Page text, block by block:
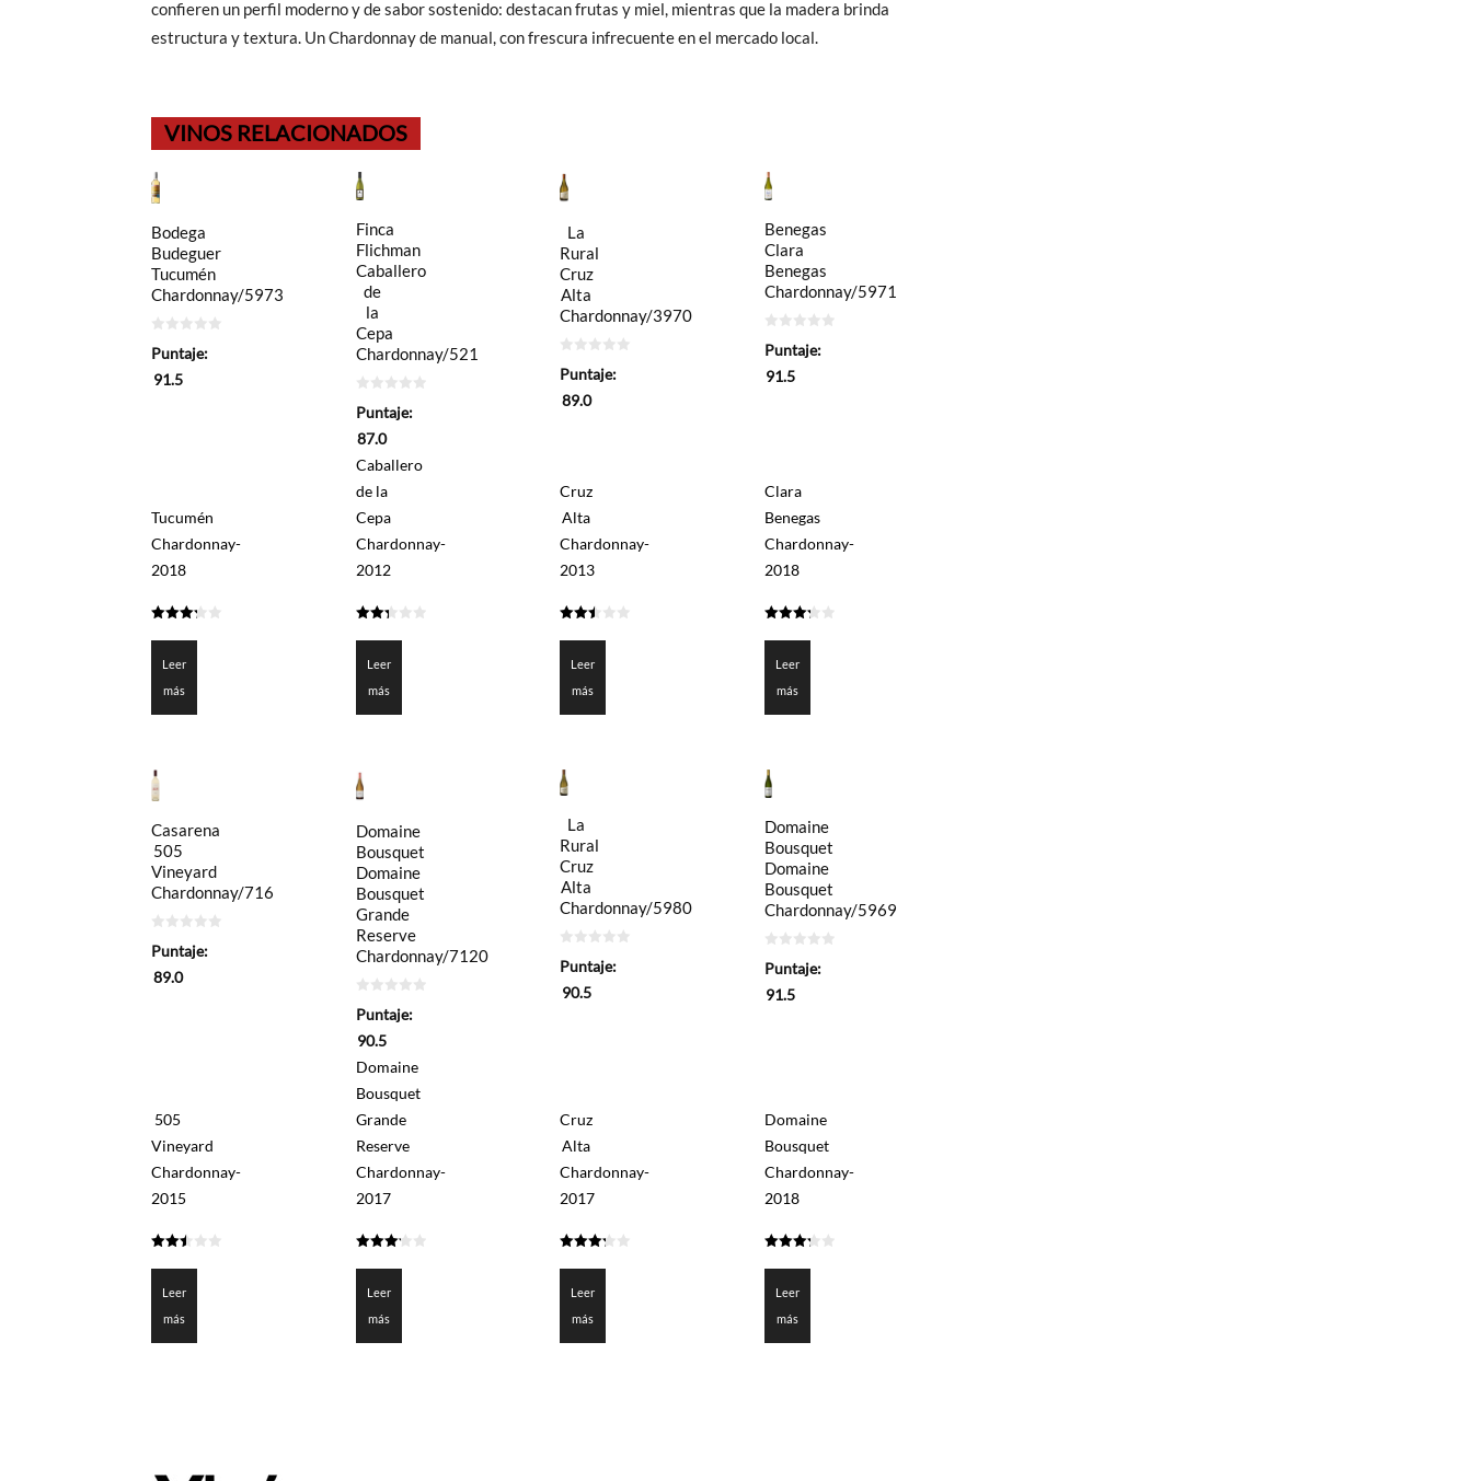
confieren un perfil moderno y de sabor sostenido: destacan frutas y miel, mientras que la madera brinda
estructura y textura. Un Chardonnay de manual, con frescura infrecuente en el mercado local.
VINOS RELACIONADOS
Bodega
Budeguer
Tucumén
Chardonnay/5973
de
Puntaje:
91.5
Tucumén
Chardonnay-
2018
Leer
más
Finca
Flichman
Caballero
de
la
Cepa
Chardonnay/521
de
Puntaje:
87.0
Caballero
de la
Cepa
Chardonnay-
2012
Leer
más
La
Rural
Cruz
Alta
Chardonnay/3970
de
Puntaje:
89.0
Cruz
Alta
Chardonnay-
2013
Leer
más
Benegas
Clara
Benegas
Chardonnay/5971
de
Puntaje:
91.5
Clara
Benegas
Chardonnay-
2018
Leer
más
Casarena
505
Vineyard
Chardonnay/716
de
Puntaje:
89.0
505
Vineyard
Chardonnay-
2015
de 5
Leer
más
Domaine
Bousquet
Domaine
Bousquet
Grande
Reserve
Chardonnay/7120
de
Puntaje:
90.5
Domaine
Bousquet
Grande
Reserve
Chardonnay-
2017
de 5
Leer
más
La
Rural
Cruz
Alta
Chardonnay/5980
de
Puntaje:
90.5
Cruz
Alta
Chardonnay-
2017
de 5
Leer
más
Domaine
Bousquet
Domaine
Bousquet
Chardonnay/5969
de
Puntaje:
91.5
Domaine
Bousquet
Chardonnay-
2018
de 5
Leer
más